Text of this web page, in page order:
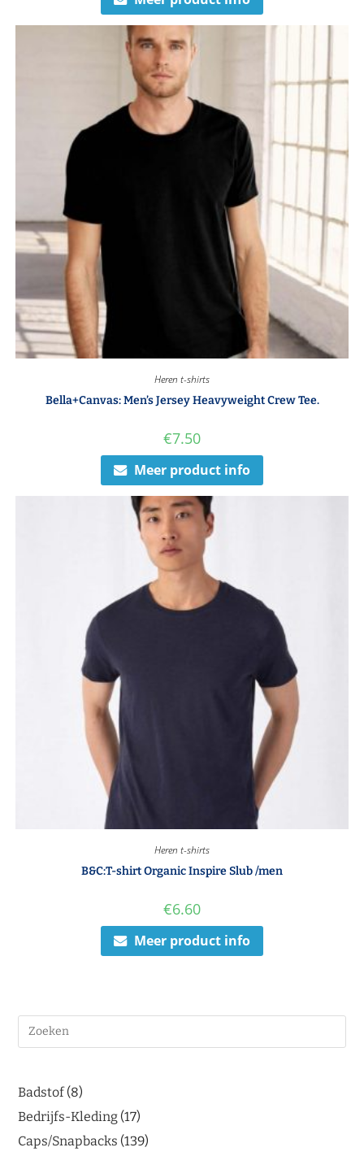
Heren t-shirts
Bella+Canvas: Men’s Jersey Heavyweight Crew Tee.
€7.50
Meer product info
Heren t-shirts
B&C:T-shirt Organic Inspire Slub /men
€6.60
Meer product info
Badstof 8
Bedrijfs-Kleding 17
Caps/Snapbacks 139